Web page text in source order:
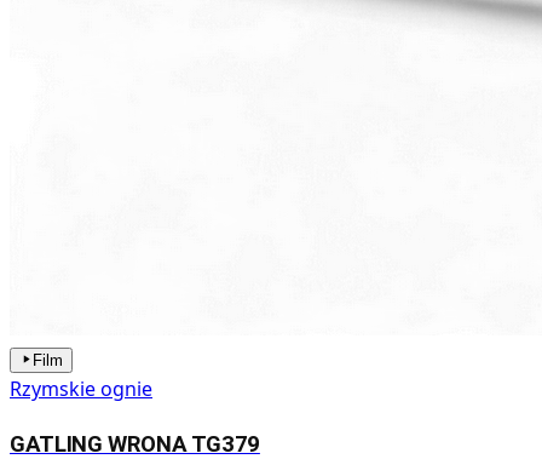
Film
Rzymskie ognie
GATLING WRONA TG379